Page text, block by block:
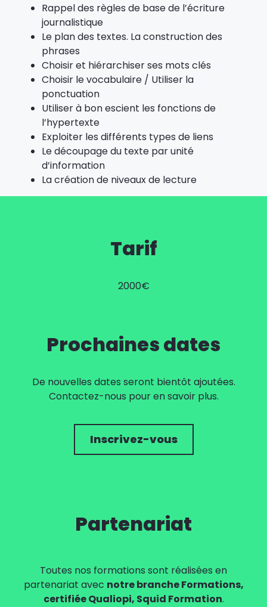
Rappel des règles de base de l’écriture
journalistique
Le plan des textes. La construction des
phrases
Choisir et hiérarchiser ses mots clés
Choisir le vocabulaire / Utiliser la
ponctuation
Utiliser à bon escient les fonctions de
l’hypertexte
Exploiter les différents types de liens
Le découpage du texte par unité
d’information
La création de niveaux de lecture
Tarif
2000€
Prochaines dates
De nouvelles dates seront bientôt ajoutées.
Contactez-nous pour en savoir plus.
Inscrivez-vous
Partenariat
Toutes nos formations sont réalisées en
partenariat avec notre branche Formations,
certifiée Qualiopi, Squid Formation.